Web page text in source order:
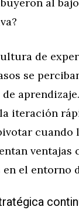
de
se
iteración
cuando
ventajas
en el entorno